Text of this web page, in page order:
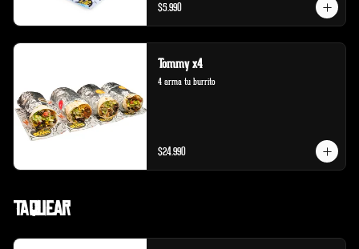
$5.990
Tommy x4
4 arma tu burrito
$24.990
Taquear